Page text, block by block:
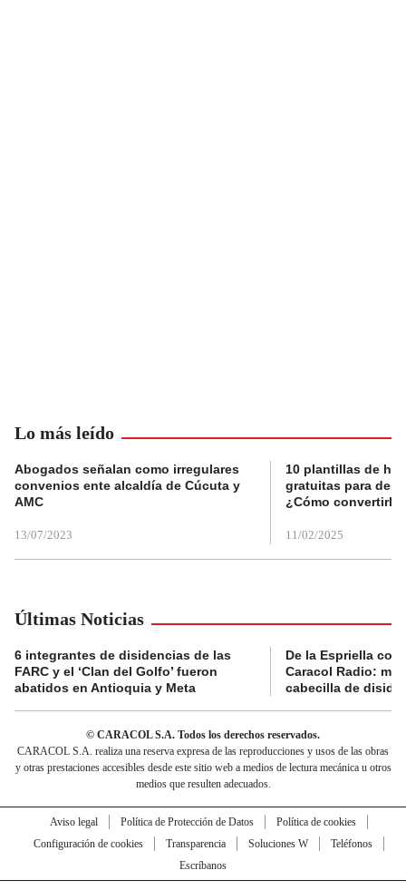
Lo más leído
Abogados señalan como irregulares
convenios ente alcaldía de Cúcuta y
AMC
13/07/2023
10 plantillas de
gratuitas para
¿Cómo convertirla
11/02/2025
Últimas Noticias
6 integrantes de disidencias de las
FARC y el ‘Clan del Golfo’ fueron
abatidos en Antioquia y Meta
De la Espriella
Caracol Radio:
cabecilla de
© CARACOL S.A. Todos los derechos reservados.
CARACOL S.A. realiza una reserva expresa de las reproducciones y usos de las obras
y otras prestaciones accesibles desde este sitio web a medios de lectura mecánica u otros
medios que resulten adecuados.
Aviso legal Política de Protección de Datos
Política de cookies
Configuración de cookies
Transparencia Soluciones W
Teléfonos
Escríbanos